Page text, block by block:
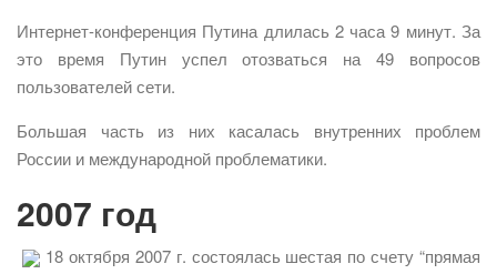
Интернет-конференция Путина длилась 2 часа 9 минут. За
это время Путин успел отозваться на 49 вопросов
пользователей сети.
Большая часть из них касалась внутренних проблем
России и международной проблематики.
2007 год
18 октября 2007 г. состоялась шестая по счету “прямая